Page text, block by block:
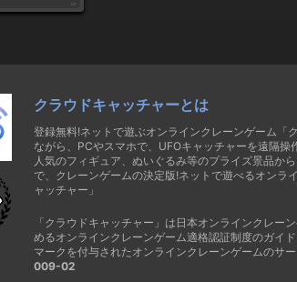
CP
クラウドキャッチャーとは
登録無料!ネットで遊ぶオンラインクレーンゲーム「
ながら、PCやスマホで、UFOキャッチャーを遠隔操
人気のフィギュア、ぬいぐるみ等のプライズ景品か
で、クレーンゲームの決定版!ネットで遊べるオンラ
ャッチャー」
「クラウドキャッチャー」は日本オンラインクレー
めるオンラインクレーンゲーム適格認証制度のガイ
マークを付与されたオンラインクレーンゲームのサー
009-02